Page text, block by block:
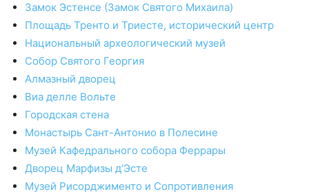
Замок Эстенсе (Замок Святого Михаила)
Площадь Тренто и Триесте, исторический центр
Национальный археологический музей
Собор Святого Георгия
Алмазный дворец
Виа делле Вольте
Городская стена
Монастырь Сант-Антонио в Полесине
Музей Кафедрального собора Феррары
Дворец Марфизы д’Эсте
Музей Рисорджименто и Сопротивления